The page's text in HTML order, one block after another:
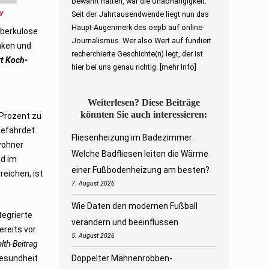
und
Koch-
zu
im
ist
vor
Beitrag
Seit der Jahrtausendwende liegt nun das
Haupt-Augenmerk des oepb auf online-
Journalismus. Wer also Wert auf fundiert
recherchierte Geschichte(n) legt, der ist
hier bei uns genau richtig. [mehr Info]
Weiterlesen? Diese Beiträge
könnten Sie auch interessieren:
Fliesenheizung im Badezimmer:
Welche Badfliesen leiten die Wärme
einer Fußbodenheizung am besten?
7. August 2026
Wie Daten den modernen Fußball
verändern und beeinflussen
5. August 2026
Doppelter Mähnenrobben-